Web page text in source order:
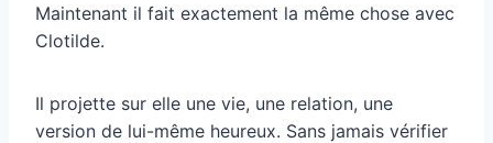
Maintenant il fait exactement la même chose avec
Clotilde.
Il projette sur elle une vie, une relation, une
version de lui-même heureux. Sans jamais vérifier